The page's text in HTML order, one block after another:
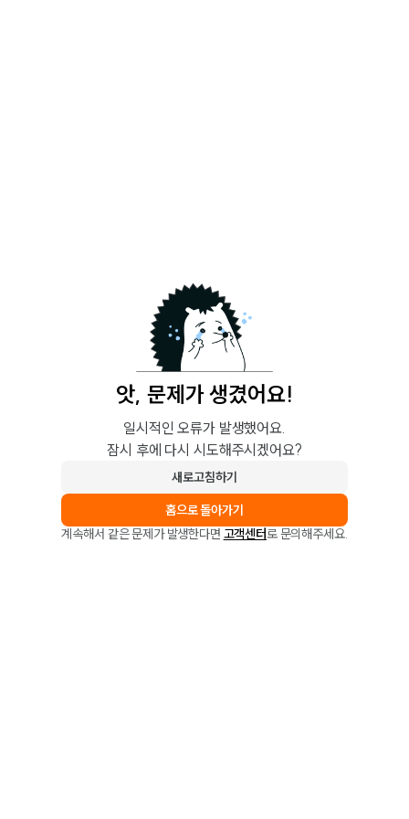
앗, 문제가 생겼어요!
일시적인 오류가 발생했어요.
잠시 후에 다시 시도해주시겠어요?
새로고침하기
홈으로 돌아가기
계속해서 같은 문제가 발생한다면 고객센터로 문의해주세요.